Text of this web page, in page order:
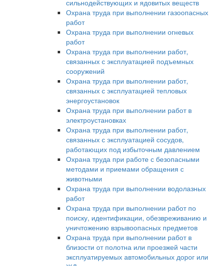
сильнодействующих и ядовитых веществ
Охрана труда при выполнении газоопасных
работ
Охрана труда при выполнении огневых
работ
Охрана труда при выполнении работ,
связанных с эксплуатацией подъемных
сооружений
Охрана труда при выполнении работ,
связанных с эксплуатацией тепловых
энергоустановок
Охрана труда при выполнении работ в
электроустановках
Охрана труда при выполнении работ,
связанных с эксплуатацией сосудов,
работающих под избыточным давлением
Охрана труда при работе с безопасными
методами и приемами обращения с
животными
Охрана труда при выполнении водолазных
работ
Охрана труда при выполнении работ по
поиску, идентификации, обезвреживанию и
уничтожению взрывоопасных предметов
Охрана труда при выполнении работ в
близости от полотна или проезжей части
эксплуатируемых автомобильных дорог или